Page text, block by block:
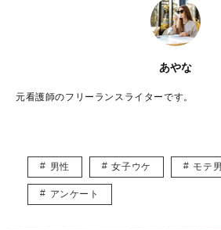
あやな
元看護師のフリーランスライターです。
男性 女子ウケ モテ男
アンケート